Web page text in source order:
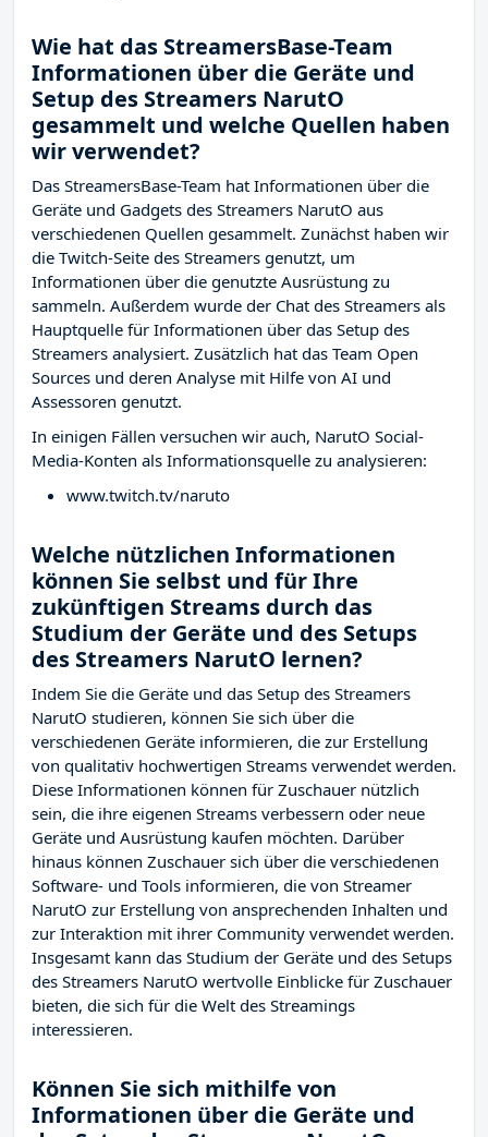
Wie hat das StreamersBase-Team
Informationen über die Geräte und
Setup des Streamers NarutO
gesammelt und welche Quellen haben
wir verwendet?
Das StreamersBase-Team hat Informationen über die
Geräte und Gadgets des Streamers NarutO aus
verschiedenen Quellen gesammelt. Zunächst haben wir
die Twitch-Seite des Streamers genutzt, um
Informationen über die genutzte Ausrüstung zu
sammeln. Außerdem wurde der Chat des Streamers als
Hauptquelle für Informationen über das Setup des
Streamers analysiert. Zusätzlich hat das Team Open
Sources und deren Analyse mit Hilfe von AI und
Assessoren genutzt.
In einigen Fällen versuchen wir auch, NarutO Social-
Media-Konten als Informationsquelle zu analysieren:
www.twitch.tv/naruto
Welche nützlichen Informationen
können Sie selbst und für Ihre
zukünftigen Streams durch das
Studium der Geräte und des Setups
des Streamers NarutO lernen?
Indem Sie die Geräte und das Setup des Streamers
NarutO studieren, können Sie sich über die
verschiedenen Geräte informieren, die zur Erstellung
von qualitativ hochwertigen Streams verwendet werden.
Diese Informationen können für Zuschauer nützlich
sein, die ihre eigenen Streams verbessern oder neue
Geräte und Ausrüstung kaufen möchten. Darüber
hinaus können Zuschauer sich über die verschiedenen
Software- und Tools informieren, die von Streamer
NarutO zur Erstellung von ansprechenden Inhalten und
zur Interaktion mit ihrer Community verwendet werden.
Insgesamt kann das Studium der Geräte und des Setups
des Streamers NarutO wertvolle Einblicke für Zuschauer
bieten, die sich für die Welt des Streamings
interessieren.
Können Sie sich mithilfe von
Informationen über die Geräte und